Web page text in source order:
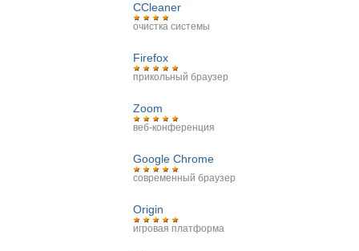
CCleaner
очистка системы
Firefox
прикольный браузер
Zoom
веб-конференция
Google Chrome
современный браузер
Origin
игровая платформа